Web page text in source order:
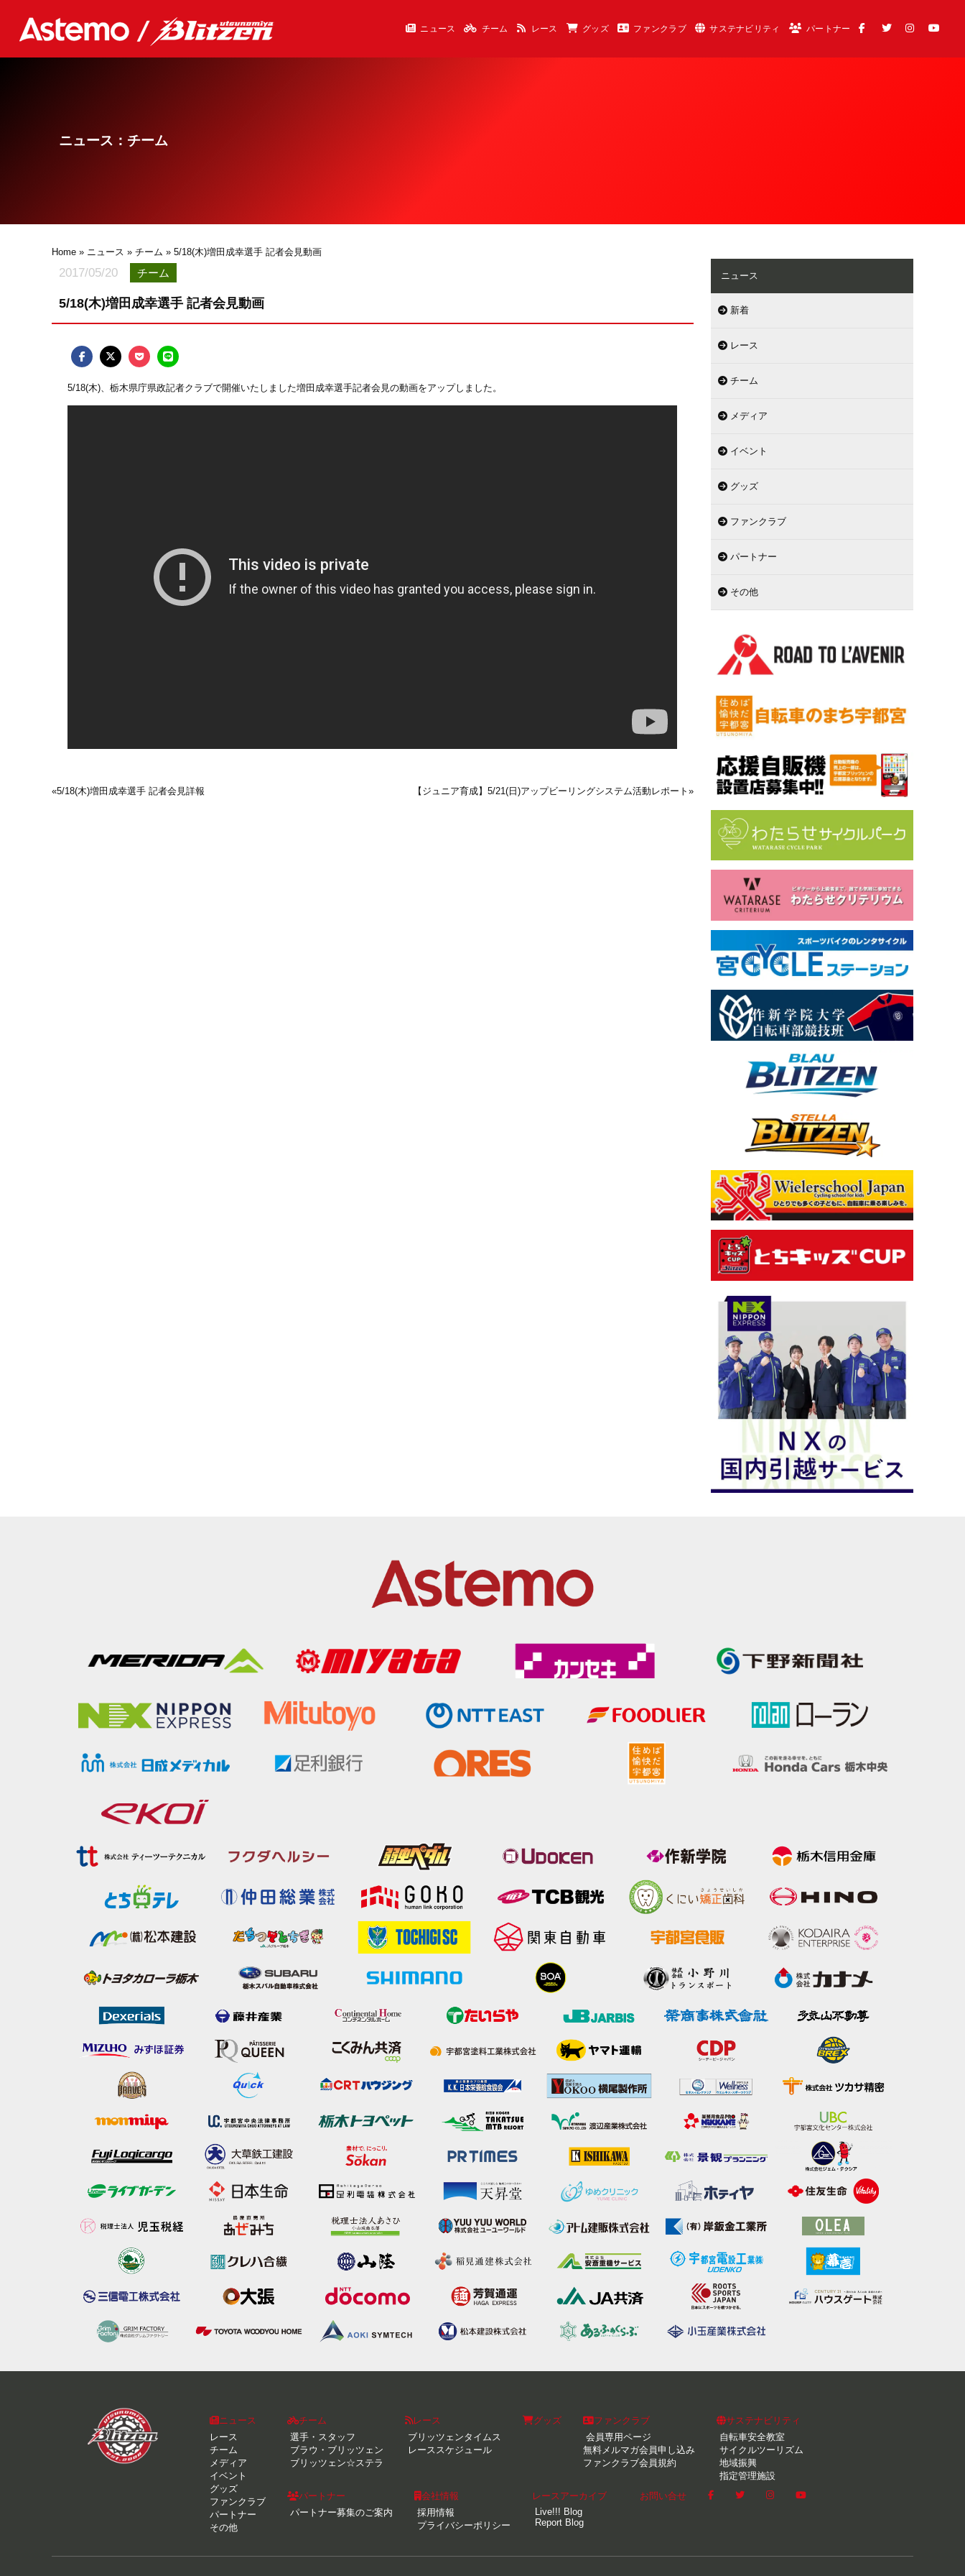
ニュース チーム レース グッズ ファンクラブ サステナビリティ パートナー
ニュース：チーム
Home » ニュース » チーム » 5/18(木)増田成幸選手 記者会見動画
2017/05/20 チーム
5/18(木)増田成幸選手 記者会見動画
5/18(木)、栃木県庁県政記者クラブで開催いたしました増田成幸選手記者会見の動画をアップしました。
«5/18(木)増田成幸選手 記者会見詳報 【ジュニア育成】5/21(日)アップビーリングシステム活動レポート »
ニュース
新着
レース
チーム
メディア
イベント
グッズ
ファンクラブ
パートナー
その他
ニュース
レース
チーム
メディア
イベント
グッズ
ファンクラブ
パートナー
その他
チーム
選手・スタッフ
ブラウ・ブリッツェン
ブリッツェン☆ステラ
レース
ブリッツェンタイムス
レーススケジュール
グッズ
ファンクラブ
会員専用ページ
無料メルマガ会員申し込み
ファンクラブ会員規約
サステナビリティ
自転車安全教室
サイクルツーリズム
地域振興
指定管理施設
パートナー
パートナー募集のご案内
会社情報
採用情報
プライバシーポリシー
レースアーカイブ
Live!!! Blog
Report Blog
お問い合せ